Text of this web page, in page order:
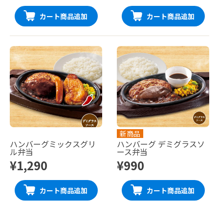
カート商品追加 カート商品追加
ハンバーグミックスグリ
ル弁当
¥1,290
カート商品追加
新商品
ハンバーグ デミグラスソ
ース弁当
¥990
カート商品追加